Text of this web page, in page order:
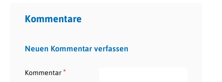
Kommentare
Neuen Kommentar verfassen
Kommentar*